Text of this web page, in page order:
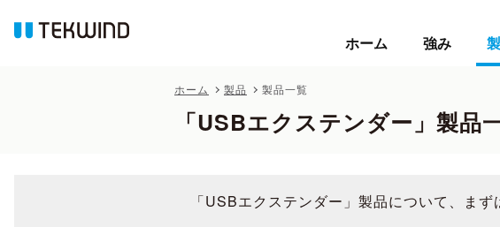
ホーム 強み
ホーム 製品 製品一覧
「USBエクステンダー」製品
ホーム 強み
「USBエクステンダー」製品について、ま